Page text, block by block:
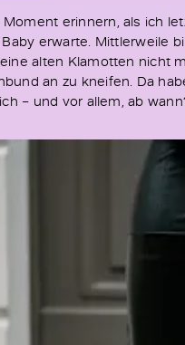
erinnern, als ich
erwarte. Mittlerweile
alten Klamotten nicht
an zu kneifen. Da
– und vor allem, ab